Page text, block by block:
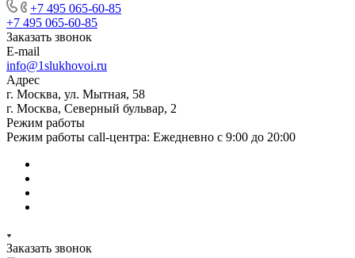
+7 495 065-60-85
+7 495 065-60-85
Заказать звонок
E-mail
info@1slukhovoi.ru
Адрес
г. Москва, ул. Мытная, 58
г. Москва, Северный бульвар, 2
Режим работы
Режим работы call-центра: Ежедневно с 9:00 до 20:00
Заказать звонок